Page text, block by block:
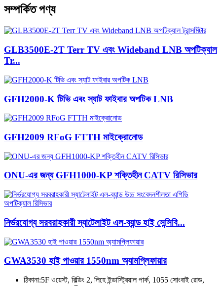
সম্পর্কিত পণ্য
GLB3500E-2T Terr TV এবং Wideband LNB অপটিক্যাল
Tr...
GFH2000-K টিভি এবং স্যাট ফাইবার অপটিক LNB
GFH2009 RFoG FTTH মাইক্রোনোড
ONU-এর জন্য GFH1000-KP শক্তিহীন CATV রিসিভার
নির্ভরযোগ্য সরবরাহকারী স্যাটেলাইট এল-ব্যান্ড হাই সেন্সিবি...
GWA3530 হাই পাওয়ার 1550nm অ্যামপ্লিফায়ার
ঠিকানা:5F ওয়েস্ট, বিল্ডিং 2, লিহে ইন্ডাস্ট্রিয়াল পার্ক, 1055 সোংবাই রোড,